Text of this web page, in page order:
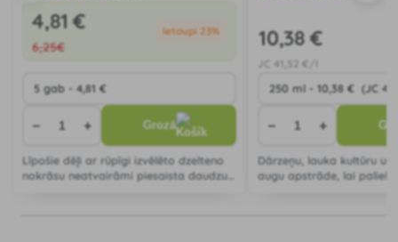
4,81 €
6,25€
Ietaupi 23%
− + Grozā
Līpošie dēļi ar rūpīgi izvēlēto dzelteno
nokrāsu neatvairāmi piesaista daudzus
10,38 €
41 ,52 €/l
− +
Dārzeņu, lauka kultūru
augu apstrāde, lai